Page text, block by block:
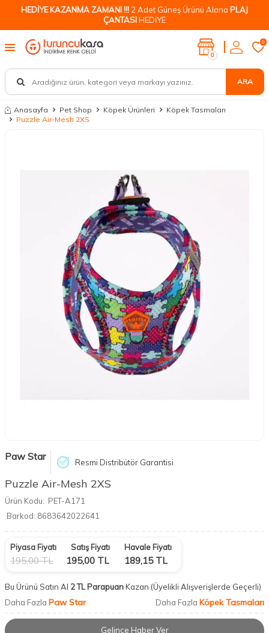
HEDİYE KAZANMA ZAMANI !!! 2 Adet Güneş Ürünü Alana PLAJ
ÇANTASIHEDİYE
ARA
0
0
Anasayfa Pet Shop Köpek Ürünleri
Köpek Tasmaları
Puzzle Air-Mesh 2XS
Paw Star Resmi Distribütör Garantisi
Puzzle Air-Mesh 2XS
Ürün Kodu: PET-A171
Barkod: 8683642022641
Piyasa Fiyatı
195,00TL
Satış Fiyatı
195,00 TL
Havale Fiyatı
189,15TL
Bu Ürünü Satın Al 2 TL ParapuanKazan (Üyelikli Alışverişlerde Geçerli)
Daha Fazla Paw Star Daha Fazla Köpek Tasmaları
Gelince Haber Ver